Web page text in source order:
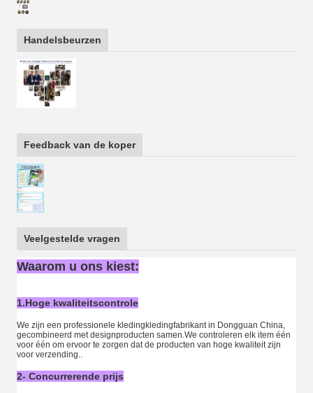
Handelsbeurzen
Feedback van de koper
Veelgestelde vragen
Waarom u ons kiest:
1.Hoge kwaliteitscontrole
We zijn een professionele kledingkledingfabrikant in Dongguan China,
gecombineerd met designproducten samen.We controleren elk item één
voor één om ervoor te zorgen dat de producten van hoge kwaliteit zijn
voor verzending..
2- Concurrerende prijs